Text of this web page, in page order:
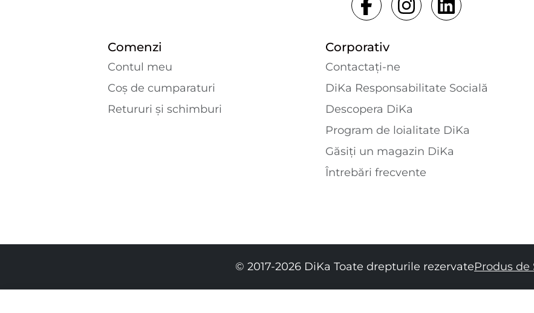
Comenzi
Contul meu
Coș de cumparaturi
Retururi și schimburi
Corporativ
Contactaţi-ne
DiKa Responsabilitate Socială
Descopera DiKa
Program de loialitate DiKa
Găsiți un magazin DiKa
Întrebări frecvente
© 2017-2026 DiKa Toate drepturile rezervateProdus de